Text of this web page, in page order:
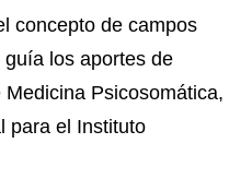
concepto de campos
los aportes de
Psicosomática,
para el Instituto